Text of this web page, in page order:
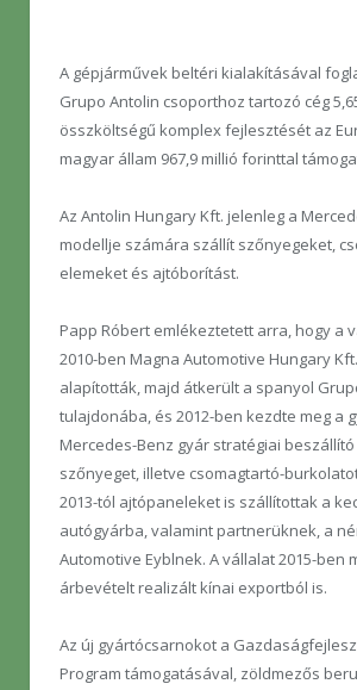
A gépjárművek beltéri kialakításával
Grupo Antolin csoporthoz tartozó cég
összköltségű komplex fejlesztését az
magyar állam 967,9 millió forinttal
Az Antolin Hungary Kft. jelenleg a
modellje számára szállít szőnyegeket,
elemeket és ajtóborítást.
Papp Róbert emlékeztetett arra, hogy a
2010-ben Magna Automotive Hungary
alapították, majd átkerült a spanyol
tulajdonába, és 2012-ben kezdte meg a
Mercedes-Benz gyár stratégiai
szőnyeget, illetve csomagtartó-
2013-tól ajtópaneleket is szállítottak a
autógyárba, valamint partnerüknek, a
Automotive Eyblnek. A vállalat 2015-ben
árbevételt realizált kínai exportból is.
Az új gyártócsarnokot a
Program támogatásával, zöldmezős